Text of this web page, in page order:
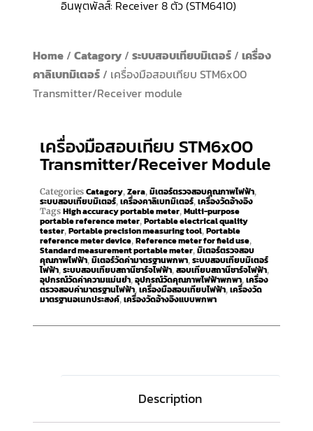
อินพุตพัลส์: Receiver 8 ตัว (STM6410)
Home/ Catagory/ ระบบสอบเทียบมิเตอร์/ เครื่อง
คาลิเบทมิเตอร์/ เครื่องมือสอบเทียบ STM6x00
Transmitter/Receiver module
เครื่องมือสอบเทียบ STM6x00
Transmitter/Receiver Module
Categories Catagory, Zera, มิเตอร์ตรวจสอบคุณภาพไฟฟ้า,
ระบบสอบเทียบมิเตอร์, เครื่องคาลิเบทมิเตอร์, เครื่องวัดอ้างอิง
Tags High accuracy portable meter, Multi-purpose
portable reference meter, Portable electrical quality
tester, Portable precision measuring tool, Portable
reference meter device, Reference meter for field use,
Standard measurement portable meter, มิเตอร์ตรวจสอบ
คุณภาพไฟฟ้า, มิเตอร์วัดค่ามาตรฐานพกพา, ระบบสอบเทียบมิเตอร์
ไฟฟ้า, ระบบสอบเทียบสถานีชาร์จไฟฟ้า, สอบเทียบสถานีชาร์จไฟฟ้า,
อุปกรณ์วัดค่าความแม่นยำ, อุปกรณ์วัดคุณภาพไฟฟ้าพกพา, เครื่อง
ตรวจสอบค่ามาตรฐานไฟฟ้า,เครื่องมือสอบเทียบไฟฟ้า, เครื่องวัด
มาตรฐานอเนกประสงค์, เครื่องวัดอ้างอิงแบบพกพา
Description